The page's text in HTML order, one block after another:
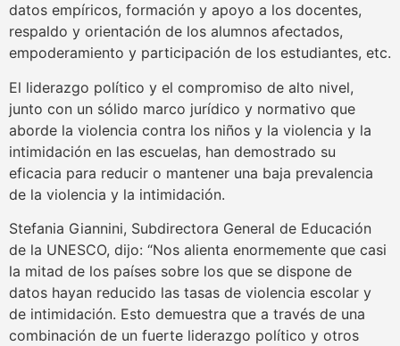
datos empíricos, formación y apoyo a los docentes,
respaldo y orientación de los alumnos afectados,
empoderamiento y participación de los estudiantes, etc.
El liderazgo político y el compromiso de alto nivel,
junto con un sólido marco jurídico y normativo que
aborde la violencia contra los niños y la violencia y la
intimidación en las escuelas, han demostrado su
eficacia para reducir o mantener una baja prevalencia
de la violencia y la intimidación.
Stefania Giannini, Subdirectora General de Educación
de la UNESCO, dijo: “Nos alienta enormemente que casi
la mitad de los países sobre los que se dispone de
datos hayan reducido las tasas de violencia escolar y
de intimidación. Esto demuestra que a través de una
combinación de un fuerte liderazgo político y otros